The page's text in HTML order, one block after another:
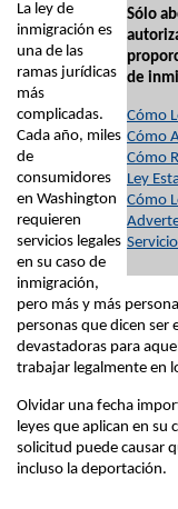
Sólo
de
Cómo
Cómo
Cómo
Ley
Cómo
La ley de
inmigración es
una de las
ramas jurídicas
más
complicadas.
Cada año, miles
de
consumidores
en Washington
requieren
servicios legales
en su caso de
inmigración,
pero más y más
personas que dicen ser
devastadoras para
trabajar legalmente en
Olvidar una fecha
leyes que aplican en su
solicitud puede causar
incluso la deportación.